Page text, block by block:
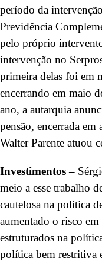
período da
Previdência
pelo próprio
intervenção no
primeira delas foi em
encerrando em maio
ano, a autarquia
pensão, encerrada em
Walter Parente atuou
Investimentos –
meio a esse trabalho
cautelosa na política
aumentado o risco
estruturados na
política bem restritiva